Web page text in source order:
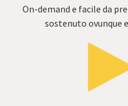
On-demand e facile da
sostenuto ovunque